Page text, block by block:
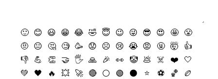
🙂 😊 😃 😁 😂 🤣 😇 😉 😜 😎 😍 🤩
😤
🤨
😐 🤔 🧐 🥳 😟 ☹️ 😢 😭 😡 🤬 🤯
👍
👎
💪 👏 🤝 🖐 🙏 🎉 👀 🤡 💩 ☠️ ❤️
🤍
💚
🖤 🔥 💥 🚀 🔴 ⚪️ 🟢 ⚫️ ⭐️ ⚽️ 🏀
🏉